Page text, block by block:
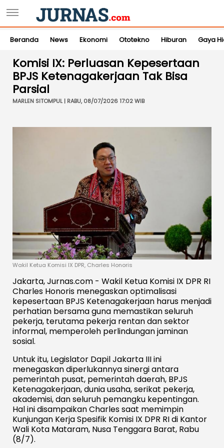
Beranda News Ekonomi Ototekno Hiburan Gaya
Komisi IX: Perluasan Kepesertaan
BPJS Ketenagakerjaan Tak Bisa
Parsial
MARLEN SITOMPUL | RABU, 08/07/2026 17:02 WIB
Wakil Ketua Komisi IX DPR, Charles Honoris
Jakarta, Jurnas.com - Wakil Ketua Komisi IX DPR RI
Charles Honoris menegaskan optimalisasi
kepesertaan BPJS Ketenagakerjaan harus menjadi
perhatian bersama guna memastikan seluruh
pekerja, terutama pekerja rentan dan sektor
informal, memperoleh perlindungan jaminan
sosial.
Untuk itu, Legislator Dapil Jakarta III ini
menegaskan diperlukannya sinergi antara
pemerintah pusat, pemerintah daerah, BPJS
Ketenagakerjaan, dunia usaha, serikat pekerja,
akademisi, dan seluruh pemangku kepentingan.
Hal ini disampaikan Charles saat memimpin
Kunjungan Kerja Spesifik Komisi IX DPR RI di Kantor
Wali Kota Mataram, Nusa Tenggara Barat, Rabu
(8/7).